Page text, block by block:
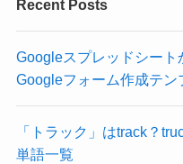
Recent Posts
Googleスプレッドシート
Googleフォーム作成テン
「トラック」はtrack？
単語一覧